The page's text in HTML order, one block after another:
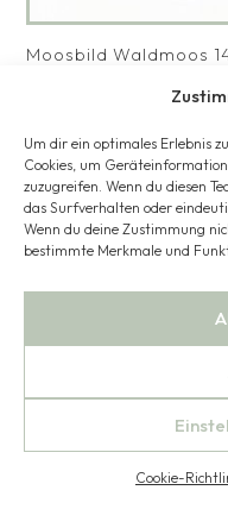
Um dir ein optimales Erlebnis
Cookies, um
zuzugreifen. Wenn du diesen
das Surfverhalten oder
Wenn du deine Zustimmung
bestimmte Merkmale und
Cookie-
Moosbild Waldmoos
zzgl.Versand